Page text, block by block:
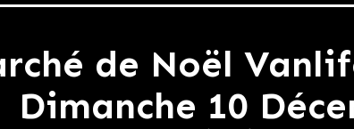
de Noël
Dimanche 10